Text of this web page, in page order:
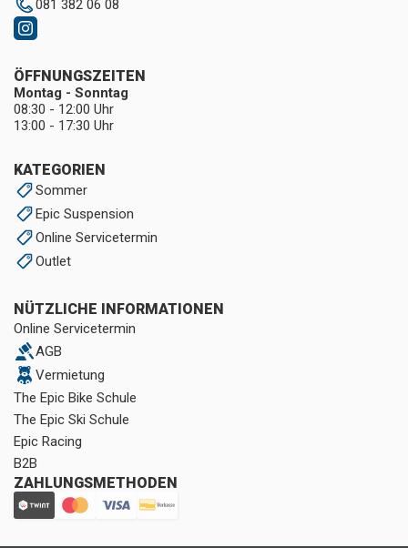
081 382 06 08
KATEGORIEN
Sommer
Epic Suspension
Online Servicetermin
Outlet
NÜTZLICHE INFORMATIONEN
Online Servicetermin
AGB
Vermietung
The Epic Bike Schule
The Epic Ski Schule
Epic Racing
B2B
ZAHLUNGSMETHODEN
ÖFFNUNGSZEITEN
Montag - Sonntag
08:30 - 12:00 Uhr
13:00 - 17:30 Uhr